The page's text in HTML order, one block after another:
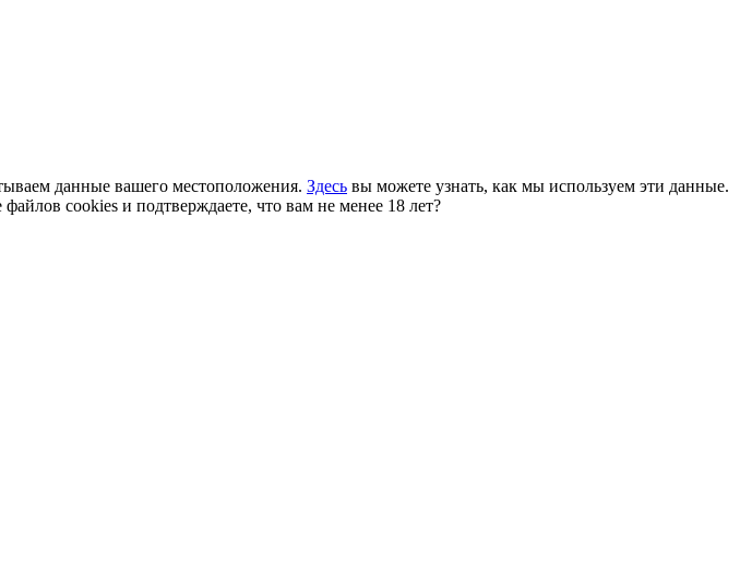
данные вашего местоположения. Здесь вы можете узнать, как мы используем эти данные.
cookies и подтверждаете, что вам не менее 18 лет?